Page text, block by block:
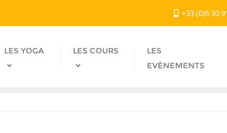
+33 (0)6 30
LES YOGA LES COURS
LES
EVÈNEMENTS